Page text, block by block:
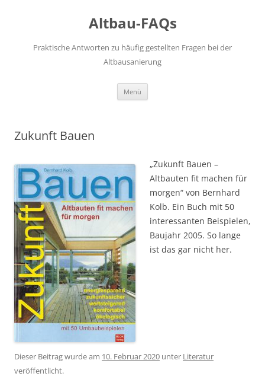
Altbau-FAQs
Praktische Antworten zu häufig gestellten Fragen bei der
Altbausanierung
Menü
Zukunft Bauen
„Zukunft Bauen –
Altbauten fit machen für
morgen“ von Bernhard
Kolb. Ein Buch mit 50
interessanten Beispielen,
Baujahr 2005. So lange
ist das gar nicht her.
Dieser Beitrag wurde am 10. Februar 2020 unter Literatur
veröffentlicht.